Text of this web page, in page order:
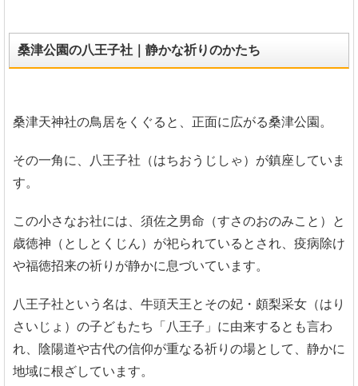
桑津公園の八王子社｜静かな祈りのかたち
桑津天神社の鳥居をくぐると、正面に広がる桑津公園。
その一角に、八王子社（はちおうじしゃ）が鎮座していま
す。
この小さなお社には、須佐之男命（すさのおのみこと）と
歳徳神（としとくじん）が祀られているとされ、疫病除け
や福徳招来の祈りが静かに息づいています。
八王子社という名は、牛頭天王とその妃・頗梨采女（はり
さいじょ）の子どもたち「八王子」に由来するとも言わ
れ、陰陽道や古代の信仰が重なる祈りの場として、静かに
地域に根ざしています。